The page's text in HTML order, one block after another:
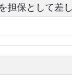
保として差し